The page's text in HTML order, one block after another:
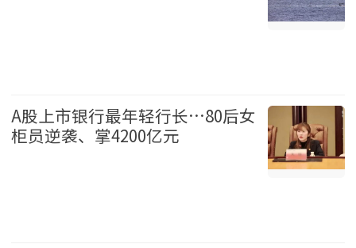
A股上市银行最年轻行长…80后女
柜员逆袭、掌4200亿元